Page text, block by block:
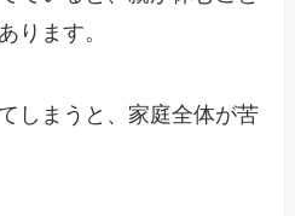
ります。
しまうと、家庭全体が苦